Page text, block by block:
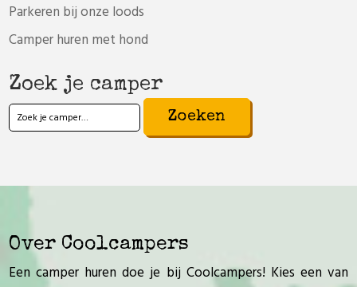
Parkeren bij onze loods
Camper huren met hond
Zoek je camper
Zoeken
naar:
Over Coolcampers
Een camper huren doe je bij Coolcampers! Kies een van